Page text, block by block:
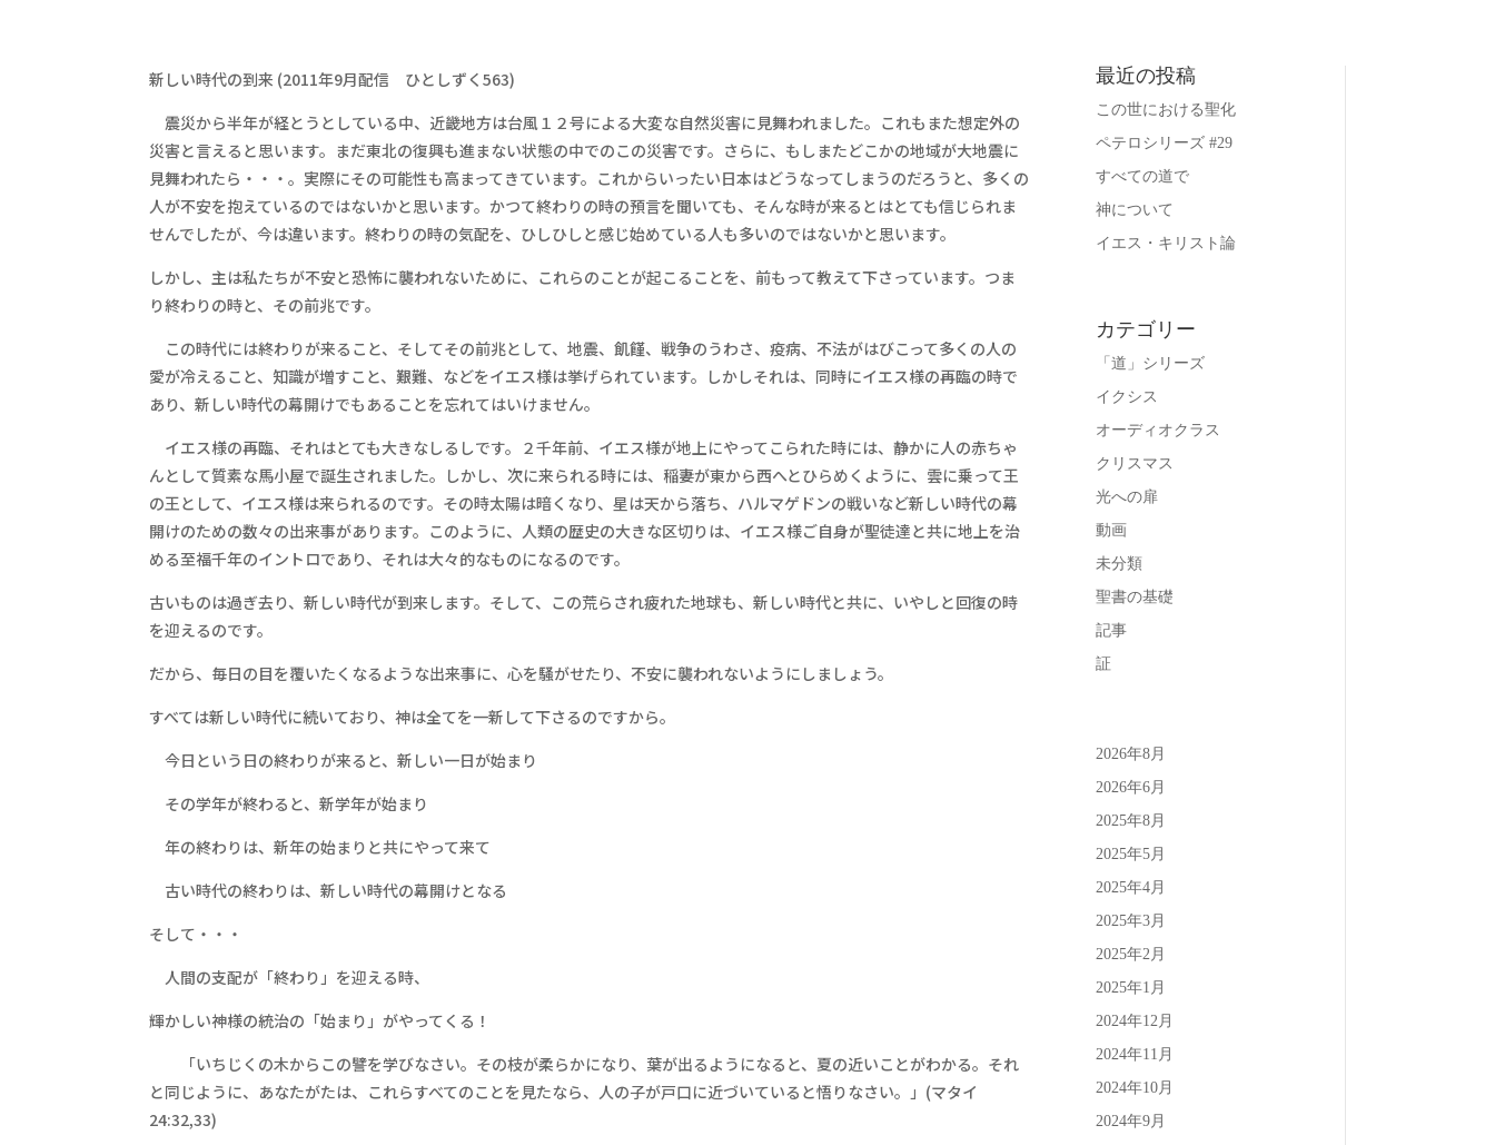
新しい時代の到来 (2011年9月配信 ひとしずく563)
震災から半年が経とうとしている中、近畿地方は台風１２号による大変な自然災害に見舞われました。これもまた想定外の
災害と言えると思います。まだ東北の復興も進まない状態の中でのこの災害です。さらに、もしまたどこかの地域が大地震に
見舞われたら・・・。実際にその可能性も高まってきています。これからいったい日本はどうなってしまうのだろうと、多くの
人が不安を抱えているのではないかと思います。かつて終わりの時の預言を聞いても、そんな時が来るとはとても信じられま
せんでしたが、今は違います。終わりの時の気配を、ひしひしと感じ始めている人も多いのではないかと思います。
しかし、主は私たちが不安と恐怖に襲われないために、これらのことが起こることを、前もって教えて下さっています。つま
り終わりの時と、その前兆です。
この時代には終わりが来ること、そしてその前兆として、地震、飢饉、戦争のうわさ、疫病、不法がはびこって多くの人の
愛が冷えること、知識が増すこと、艱難、などをイエス様は挙げられています。しかしそれは、同時にイエス様の再臨の時で
あり、新しい時代の幕開けでもあることを忘れてはいけません。
イエス様の再臨、それはとても大きなしるしです。２千年前、イエス様が地上にやってこられた時には、静かに人の赤ちゃ
んとして質素な馬小屋で誕生されました。しかし、次に来られる時には、稲妻が東から西へとひらめくように、雲に乗って王
の王として、イエス様は来られるのです。その時太陽は暗くなり、星は天から落ち、ハルマゲドンの戦いなど新しい時代の幕
開けのための数々の出来事があります。このように、人類の歴史の大きな区切りは、イエス様ご自身が聖徒達と共に地上を治
める至福千年のイントロであり、それは大々的なものになるのです。
古いものは過ぎ去り、新しい時代が到来します。そして、この荒らされ疲れた地球も、新しい時代と共に、いやしと回復の時
を迎えるのです。
だから、毎日の目を覆いたくなるような出来事に、心を騒がせたり、不安に襲われないようにしましょう。
すべては新しい時代に続いており、神は全てを一新して下さるのですから。
今日という日の終わりが来ると、新しい一日が始まり
その学年が終わると、新学年が始まり
年の終わりは、新年の始まりと共にやって来て
古い時代の終わりは、新しい時代の幕開けとなる
そして・・・
人間の支配が「終わり」を迎える時、
輝かしい神様の統治の「始まり」がやってくる！
「いちじくの木からこの譬を学びなさい。その枝が柔らかになり、葉が出るようになると、夏の近いことがわかる。それ
と同じように、あなたがたは、これらすべてのことを見たなら、人の子が戸口に近づいていると悟りなさい。」(マタイ
24:32,33)
最近の投稿
この世における聖化
ペテロシリーズ #29
すべての道で
神について
イエス・キリスト論
カテゴリー
「道」シリーズ
イクシス
オーディオクラス
クリスマス
光への扉
動画
未分類
聖書の基礎
記事
証
2026年8月
2026年6月
2025年8月
2025年5月
2025年4月
2025年3月
2025年2月
2025年1月
2024年12月
2024年11月
2024年10月
2024年9月